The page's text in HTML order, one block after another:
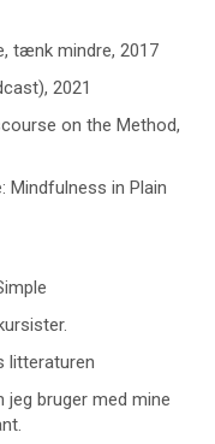
tænk mindre, 2017
2021
on the Method,
Mindfulness in Plain
litteraturen
jeg bruger med mine